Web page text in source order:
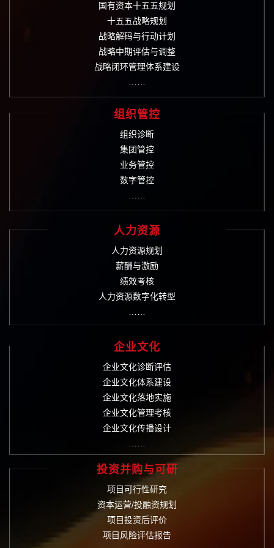
国有资本十五五规划
十五五战略规划
战略解码与行动计划
战略中期评估与调整
战略闭环管理体系建设
……
组织管控
组织诊断
集团管控
业务管控
数字管控
……
人力资源
人力资源规划
薪酬与激励
绩效考核
人力资源数字化转型
……
企业文化
企业文化诊断评估
企业文化体系建设
企业文化落地实施
企业文化管理考核
企业文化传播设计
……
投资并购与可研
项目可行性研究
资本运营/投融资规划
项目投资后评价
项目风险评估报告